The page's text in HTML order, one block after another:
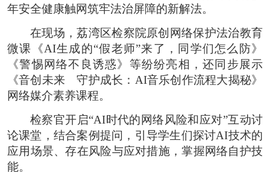
年安全健康触网筑牢法治屏障的新解法。
在现场，荔湾区检察院原创网络保护法治教育
微课《AI生成的“假老师”来了，同学们怎么防》
《警惕网络不良诱惑》等纷纷亮相，还同步展示
《音创未来 守护成长：AI音乐创作流程大揭秘》
网络媒介素养课程。
检察官开启“AI时代的网络风险和应对”互动讨
论课堂，结合案例提问，引导学生们探讨AI技术的
应用场景、存在风险与应对措施，掌握网络自护技
能。